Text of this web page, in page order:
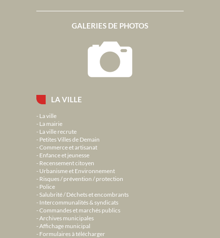
LA VILLE
La ville
La mairie
La ville recrute
Petites Villes de Demain
Commerce et artisanat
Enfance et jeunesse
Recensement citoyen
Urbanisme et Environnement
Risques / prévention / protection
Police
Salubrité / Déchets et encombrants
Intercommunalités & syndicats
Commandes et marchés publics
Archives municipales
Affichage municipal
Formulaires à télécharger
GALERIES DE PHOTOS